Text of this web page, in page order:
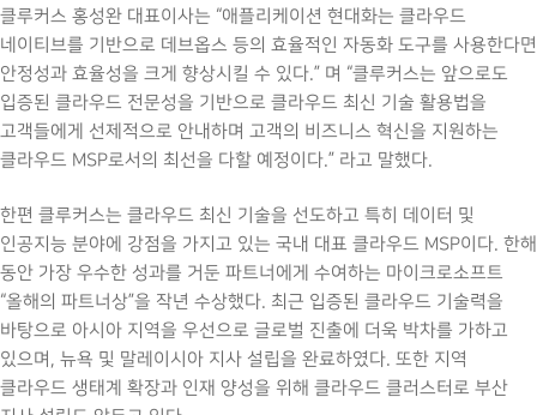
클루커스 홍성완 대표이사는 “애플리케이션 현대화는 클라우드
네이티브를 기반으로 데브옵스 등의 효율적인 자동화 도구를 사용한다면
안정성과 효율성을 크게 향상시킬 수 있다.” 며 “클루커스는 앞으로도
입증된 클라우드 전문성을 기반으로 클라우드 최신 기술 활용법을
고객들에게 선제적으로 안내하며 고객의 비즈니스 혁신을 지원하는
클라우드 MSP로서의 최선을 다할 예정이다.” 라고 말했다.
한편 클루커스는 클라우드 최신 기술을 선도하고 특히 데이터 및
인공지능 분야에 강점을 가지고 있는 국내 대표 클라우드 MSP이다. 한해
동안 가장 우수한 성과를 거둔 파트너에게 수여하는 마이크로소프트
“올해의 파트너상”을 작년 수상했다. 최근 입증된 클라우드 기술력을
바탕으로 아시아 지역을 우선으로 글로벌 진출에 더욱 박차를 가하고
있으며, 뉴욕 및 말레이시아 지사 설립을 완료하였다. 또한 지역
클라우드 생태계 확장과 인재 양성을 위해 클라우드 클러스터로 부산